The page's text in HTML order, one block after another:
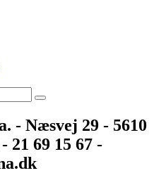
- Næsvej 29 - 5610
21 69 15 67 -